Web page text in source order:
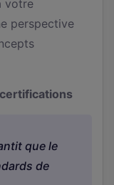
votre
perspective
que le
de